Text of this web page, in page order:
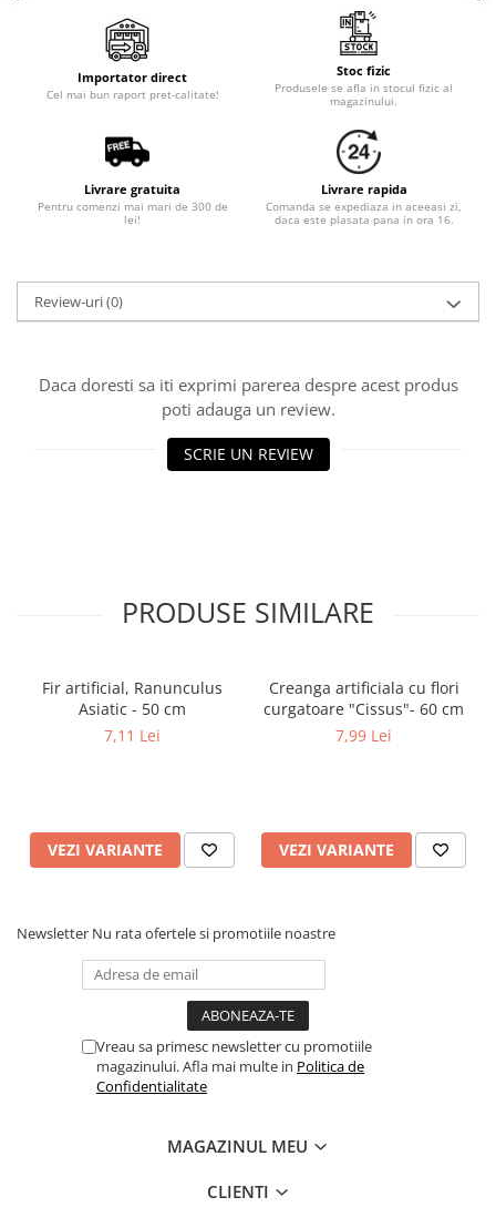
Copaci si Plante
Flori artificiale la ghiveci
Importator direct
Cel mai bun raport pret-calitate!
Stoc fizic
Produsele se afla in stocul fizic al
magazinului.
Livrare gratuita
Pentru comenzi mai mari de 300 de
lei!
Livrare rapida
Comanda se expediaza in aceeasi zi,
daca este plasata pana in ora 16.
Review-uri(0)
Daca doresti sa iti exprimi parerea despre acest produs
poti adauga un review.
SCRIE UN REVIEW
PRODUSE SIMILARE
Fir artificial, Ranunculus
Asiatic - 50 cm
7,11 Lei
VEZI VARIANTE
Creanga artificiala cu flori
curgatoare "Cissus"- 60 cm
7,99 Lei
VEZI VARIANTE
Newsletter Nu rata ofertele si promotiile noastre
Vreau sa primesc newsletter cu promotiile
magazinului. Afla mai multe in Politica de
Confidentialitate
MAGAZINUL MEU
CLIENTI